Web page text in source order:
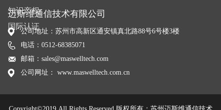
知识产权
国际认证
迈斯维通信技术有限公司
公司地址：苏州市高新区通安镇真北路88号6号楼3楼
电话：0512-68385071
邮箱：sales@maswelltech.com
公司网址： www.maswelltech.com.cn